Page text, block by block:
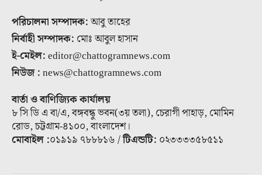
পরিচালনা সম্পাদক:আবু তাহের
নির্বাহী সম্পাদক: মোঃ আবুল হাসান
ই-মেইল:editor@chattogramnews.com
নিউজ :news@chattogramnews.com
বার্তা ও বাণিজ্যিক কার্যালয়
৮ সি ডি এ বা/এ, বঙ্গবন্ধু ভবন(৩য় তলা), চেরাগী পাহাড়, মোমিন
রোড, চট্টগ্রাম-৪১০০, বাংলাদেশ।
মোবাইল :০১৯১৯ ৭৮৮৮১৬ /টিএন্ডটি: ০২৩৩৩৩৫৮৫১১